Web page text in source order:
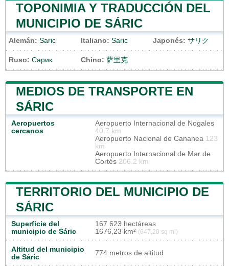
TOPONIMIA Y TRADUCCIÓN DEL
MUNICIPIO DE SÁRIC
Alemán: Saric Italiano: Saric Japonés: サリク
Ruso: Сарик Chino: 萨里克
MEDIOS DE TRANSPORTE EN
SÁRIC
Aeropuertos
cercanos
Aeropuerto Internacional de Nogales
40.7 km
Aeropuerto Nacional de Cananea 123
km
Aeropuerto Internacional de Mar de
Cortés 206.2 km
TERRITORIO DEL MUNICIPIO DE
SÁRIC
Superficie del
municipio de Sáric
167 623 hectáreas
1676,23 km² (647,20 sq mi)
Altitud del municipio
de Sáric
774 metros de altitud